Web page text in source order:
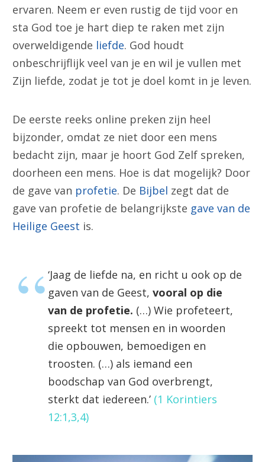
ervaren. Neem er even rustig de tijd voor en
sta God toe je hart diep te raken met zijn
overweldigende liefde. God houdt
onbeschrijflijk veel van je en wil je vullen met
Zijn liefde, zodat je tot je doel komt in je leven.
De eerste reeks online preken zijn heel
bijzonder, omdat ze niet door een mens
bedacht zijn, maar je hoort God Zelf spreken,
doorheen een mens. Hoe is dat mogelijk? Door
de gave van profetie. De Bijbel zegt dat de
gave van profetie de belangrijkste gave van de
Heilige Geest is.
‘Jaag de liefde na, en richt u ook op de
gaven van de Geest,vooral op die
van de profetie. (…) Wie profeteert,
spreekt tot mensen en in woorden
die opbouwen, bemoedigen en
troosten. (…) als iemand een
boodschap van God overbrengt,
sterkt dat iedereen.’ (1 Korintiers
12:1,3,4)